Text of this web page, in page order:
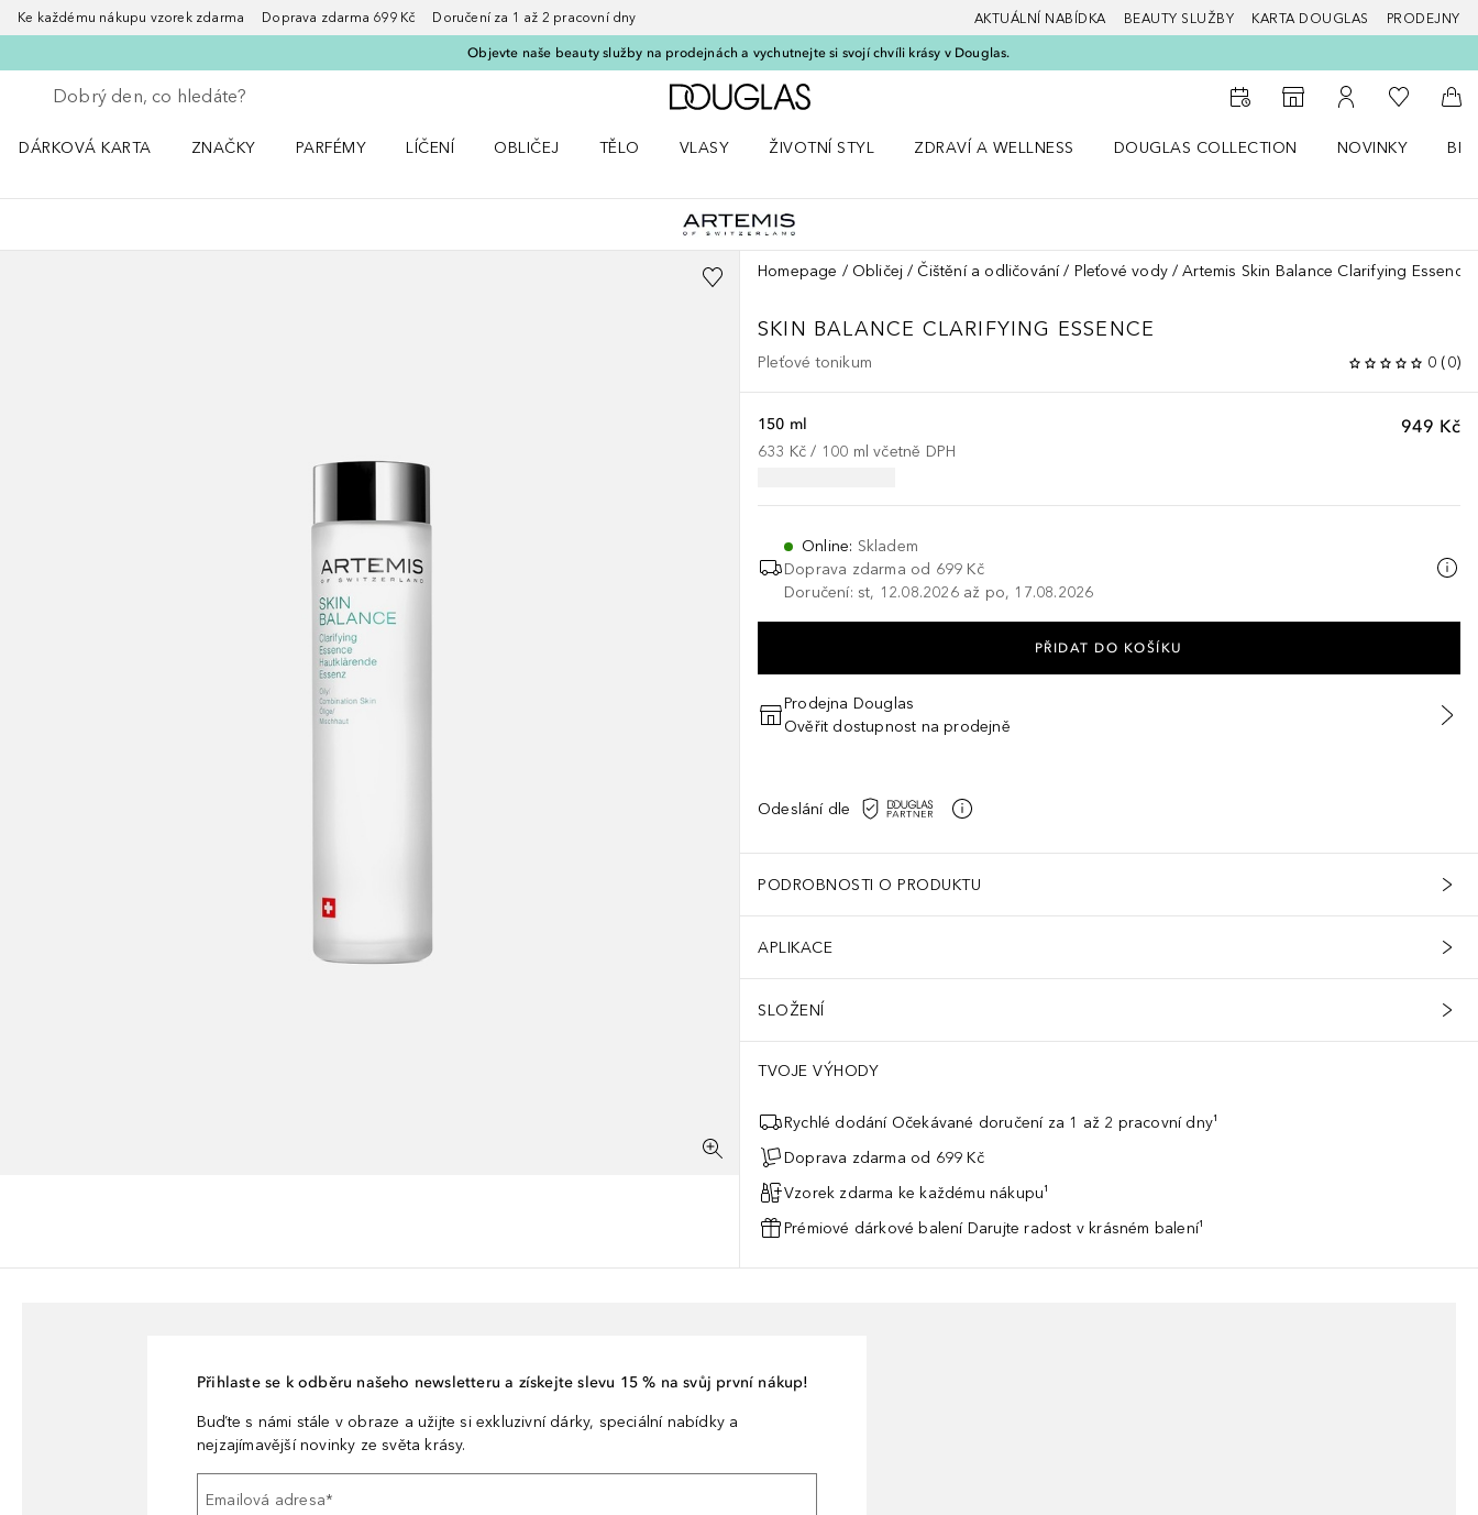
Ke každému nákupu vzorek zdarma Doprava zdarma 699 Kč Doručení za 1 až 2 pracovní dny AKTUÁLNÍ NABÍDKA BEAUTY SLUŽBY KARTA DOUGLAS PRODEJNY
Objevte naše beauty služby na prodejnách a vychutnejte si svojí chvíli krásy v Douglas.
Vraťte se
Proveďte vyhledávání
Domů
K vyhledávači prodejen
K mému účtu
K mému
Do
DÁRKOVÁ KARTA
ZNAČKY
PARFÉMY
LÍČENÍ
OBLIČEJ
TĚLO
VLASY
ŽIVOTNÍ STYL
ZDRAVÍ A WELLNESS
DOUGLAS COLLECTION
NOVINKY
Homepage Obličej Čištění a odličování Pleťové vody Artemis Skin Balance Clarifying Essence
SKIN BALANCE CLARIFYING ESSENCE
Pleťové tonikum 0 (0)
949 Kč
150 ml
633 Kč / 100 ml včetně DPH
Online: Skladem
Doprava zdarma od 699 Kč
Doručení: st, 12.08.2026 až po, 17.08.2026
PŘIDAT DO KOŠÍKU
Prodejna Douglas
Ověřit dostupnost na prodejně
Odeslání dle
PODROBNOSTI O PRODUKTU
APLIKACE
SLOŽENÍ
TVOJE VÝHODY
Rychlé dodání Očekávané doručení za 1 až 2 pracovní dny¹
Doprava zdarma od 699 Kč
Vzorek zdarma ke každému nákupu¹
Prémiové dárkové balení Darujte radost v krásném balení¹
Přihlaste se k odběru našeho newsletteru a získejte slevu 15 % na svůj první nákup!
Buďte s námi stále v obraze a užijte si exkluzivní dárky, speciální nabídky a
nejzajímavější novinky ze světa krásy.
Emailová adresa*